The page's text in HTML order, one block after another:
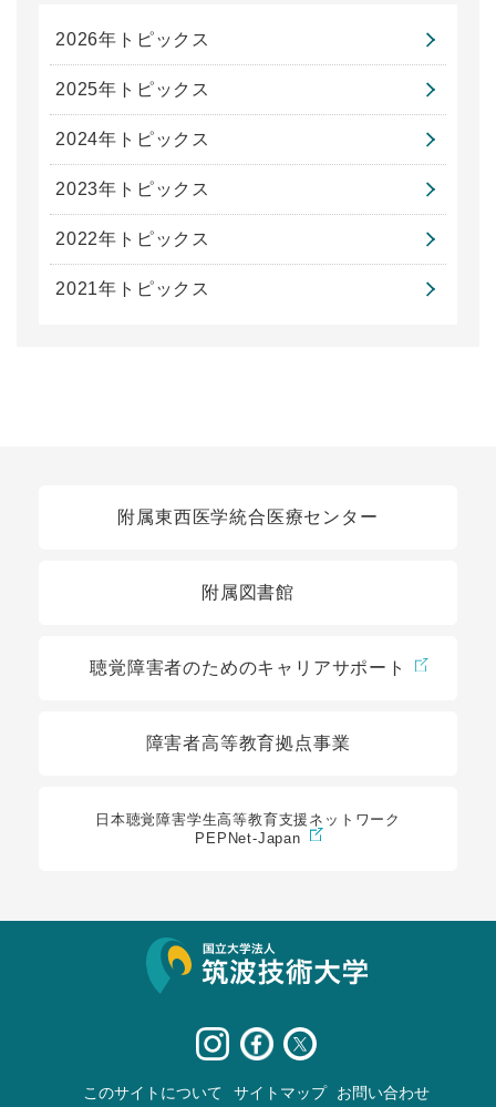
2026年トピックス
2025年トピックス
2024年トピックス
2023年トピックス
2022年トピックス
2021年トピックス
附属東西医学統合医療センター
附属図書館
聴覚障害者のためのキャリアサポート
障害者高等教育拠点事業
日本聴覚障害学生高等教育支援ネットワーク
PEPNet-Japan
このサイトについて サイトマップ お問い合わせ